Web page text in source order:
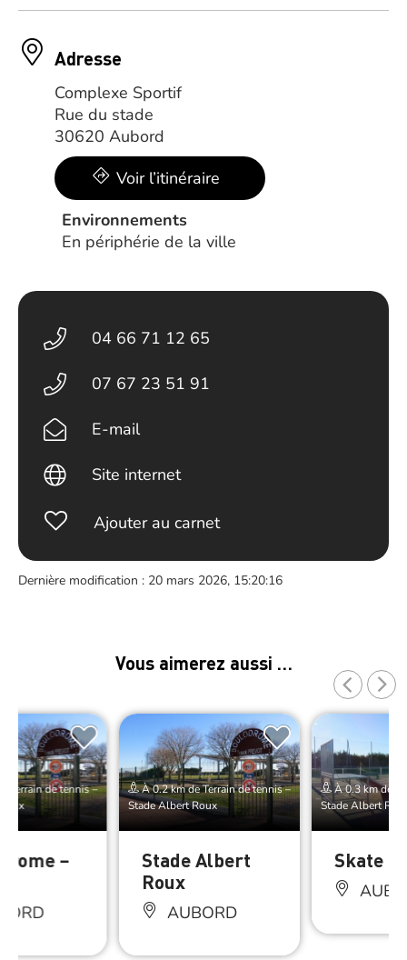
Adresse
Complexe Sportif
Rue du stade
30620 Aubord
Voir l’itinéraire
Environnements
En périphérie de la ville
04 66 71 12 65
07 67 23 51 91
E-mail
Site internet
Ajouter au carnet
Dernière modification : 20 mars 2026, 15:20:16
Vous aimerez aussi …
Terrain de tennis –
–
À 0.2 km de Terrain de tennis –
Stade Albert Roux
Stade Albert
Roux
AUBORD
À 0.3 km de
Stade Albert
Skate